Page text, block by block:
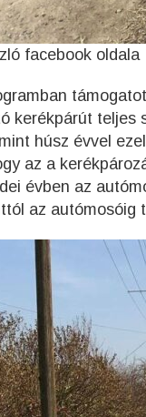
facebook oldala
kerékpárút
húsz évvel
az a
évben az
az